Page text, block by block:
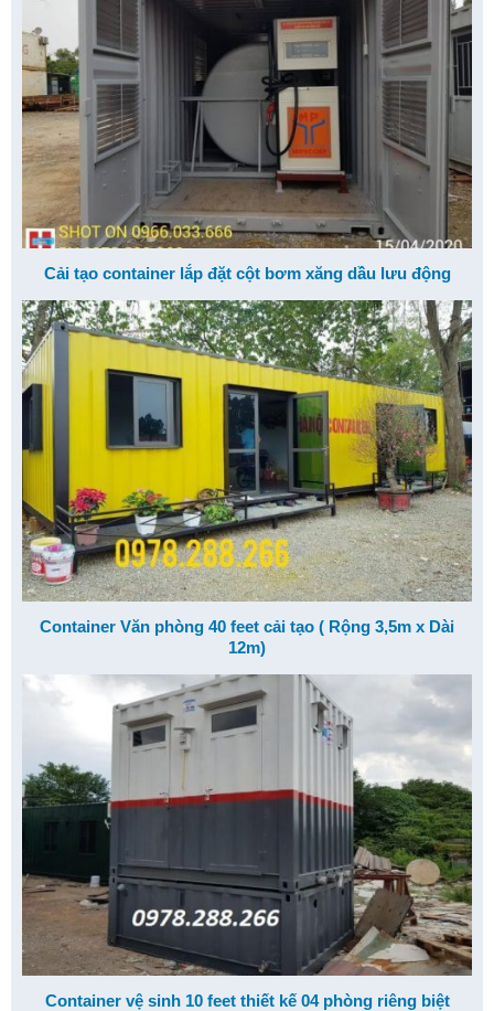
Cải tạo container lắp đặt cột bơm xăng dầu lưu động
Container Văn phòng 40 feet cải tạo ( Rộng 3,5m x Dài
12m)
Container vệ sinh 10 feet thiết kế 04 phòng riêng biệt